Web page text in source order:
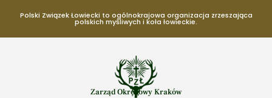
Polski Związek Łowiecki to ogólnokrajowa organizacja zrzeszająca
polskich myśliwych i koła łowieckie.
Zarząd Okręgowy Kraków